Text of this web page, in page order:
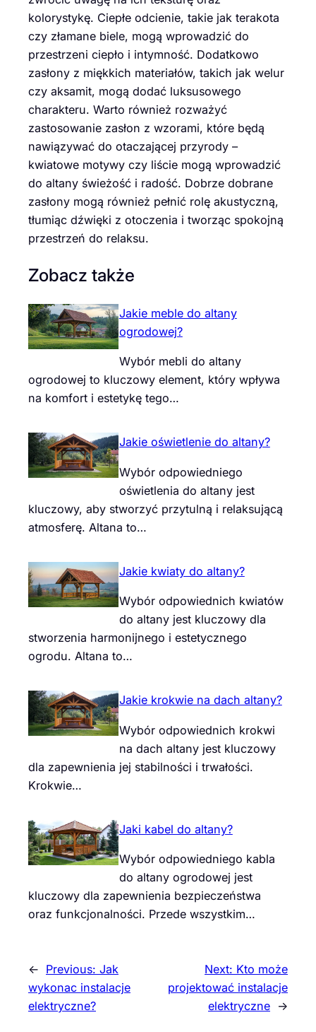
kolorystykę. Ciepłe odcienie, takie jak terakota
czy złamane biele, mogą wprowadzić do
przestrzeni ciepło i intymność. Dodatkowo
zasłony z miękkich materiałów, takich jak welur
czy aksamit, mogą dodać luksusowego
charakteru. Warto również rozważyć
zastosowanie zasłon z wzorami, które będą
nawiązywać do otaczającej przyrody –
kwiatowe motywy czy liście mogą wprowadzić
do altany świeżość i radość. Dobrze dobrane
zasłony mogą również pełnić rolę akustyczną,
tłumiąc dźwięki z otoczenia i tworząc spokojną
przestrzeń do relaksu.
Zobacz także
Jakie meble do altany
ogrodowej?
Wybór mebli do altany
ogrodowej to kluczowy element, który wpływa
na komfort i estetykę tego…
Jakie oświetlenie do altany?
Wybór odpowiedniego
oświetlenia do altany jest
kluczowy, aby stworzyć przytulną i relaksującą
atmosferę. Altana to…
Jakie kwiaty do altany?
Wybór odpowiednich kwiatów
do altany jest kluczowy dla
stworzenia harmonijnego i estetycznego
ogrodu. Altana to…
Jakie krokwie na dach altany?
Wybór odpowiednich krokwi
na dach altany jest kluczowy
dla zapewnienia jej stabilności i trwałości.
Krokwie…
Jaki kabel do altany?
Wybór odpowiedniego kabla
do altany ogrodowej jest
kluczowy dla zapewnienia bezpieczeństwa
oraz funkcjonalności. Przede wszystkim…
← Previous: Jak
wykonac instalacje
elektryczne?
Next: Kto może
projektować instalacje
elektryczne →